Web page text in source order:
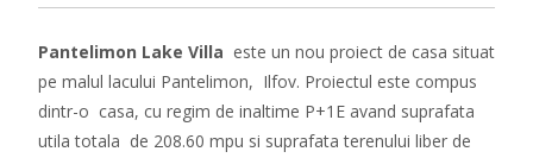
Pantelimon Lake Villa este un nou proiect de casa situat
pe malul lacului Pantelimon, Ilfov. Proiectul este compus
dintr-o casa, cu regim de inaltime P+1E avand suprafata
utila totala de 208.60 mpu si suprafata terenului liber de